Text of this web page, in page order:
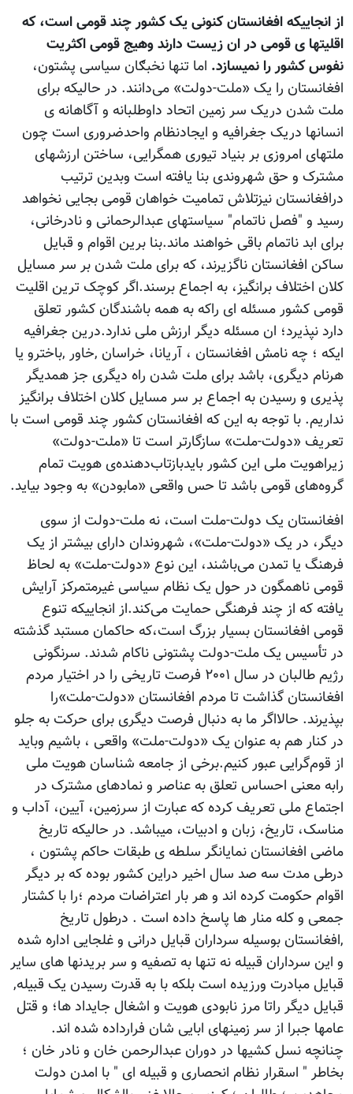
از انجاییکه افغانستان کنونی یک کشور چند قومی است، که
اقلیتها ی قومی در ان زیست دارند وهیج قومی اکثریت
نفوس کشور را نمیسازد. اما تنها نخبګان سیاسی پشتون،
افغانستان را یک «ملت-دولت» می‌دانند. در حالیکه برای
ملت شدن دریک سر زمین اتحاد داوطلبانه و آگاهانه ی
انسانها دریک جغرافیه و ایجادنظام واحدضروری است چون
ملتهای امروزی بر بنیاد تیوری همگرایی، ساختن ارزشهای
مشترک و حق شهروندی بنا یافته است وبدین ترتیب
درافغانستان نیزتلاش تمامیت خواهان قومی بجایی نخواهد
رسید و "فصل ناتمام" سیاستهای عبدالرحمانی و نادرخانی،
برای ابد ناتمام باقی خواهند ماند.بنا برین اقوام و قبایل
ساکن افغانستان ناگزیرند، که برای ملت شدن بر سر مسایل
کلان اختلاف برانگیز، به اجماع برسند.اگر کوچک ترین اقلیت
قومی کشور مسئله ای راکه به همه باشندگان کشور تعلق
دارد نپذیرد؛ ان مسئله دیگر ارزش ملی ندارد.درین جغرافیه
ایکه ؛ چه نامش افغانستان ، آریانا، خراسان ,خاور ,باخترو یا
هرنام دیگری، باشد برای ملت شدن راه دیگری جز همدیگر
پذیری و رسیدن به اجماع بر سر مسایل کلان اختلاف برانگیز
نداریم. با توجه به این که افغانستان کشور چند قومی‌ است با
تعریف «دولت-ملت» سازگارتر است تا «ملت-دولت»
زیراهویت ملی این کشور بایدبازتاب‌دهنده‌ی هویت تمام
گروه‌های قومی باشد تا حس واقعی «مابودن» به وجود بیاید.
افغانستان یک دولت-ملت است، نه ملت-دولت از سوی
دیگر، در یک «دولت-ملت»، شهروندان دارای بیشتر از یک
فرهنگ یا تمدن می‌باشند، این نوع «دولت-ملت» به لحاظ
قومی ناهمگون در حول یک نظام سیاسی غیرمتمرکز آرایش
یافته که از چند فرهنگی حمایت می‌کند.از انجاییکه تنوع
قومی افغانستان بسیار بزرگ است،که حاکمان مستبد گذشته
در تأسیس یک ملت-دولت پشتونی ناکام شدند. سرنگونی
رژیم طالبان در سال ۲۰۰۱ فرصت تاریخی را در اختیار مردم
افغانستان گذاشت تا مردم افغانستان «دولت-ملت»را
بپذیرند. حالااگر ما به دنبال فرصت دیگری برای حرکت به جلو
در کنار هم به عنوان یک «دولت-ملت» واقعی ، باشیم وباید
از قوم‌گرایی عبور کنیم.برخی از جامعه شناسان هویت ملی
رابه معنی احساس تعلق به عناصر و نمادهای مشترک در
اجتماع ملی تعریف کرده که عبارت از سرزمین، آیین، آداب و
مناسک، تاریخ، زبان و ادبیات، میباشد. در حالیکه تاریخ
ماضی افغانستان نمایانگر سلطه ی طبقات حاکم پشتون ،
درطی مدت سه صد سال اخیر دراین کشور بوده که بر دیگر
اقوام حکومت کرده اند و هر بار اعتراضات مردم ؛را با کشتار
جمعی و کله منار ها پاسخ داده است . درطول تاریخ
,افغانستان بوسیله سرداران قبایل درانی و غلجایی اداره شده
و این سرداران قبیله نه تنها به تصفیه و سر بریدنها های سایر
قبایل مبادرت ورزیده است بلکه با به قدرت رسیدن یک قبیله,
قبایل دیگر راتا مرز نابودی هویت و اشغال جایداد ها؛ و قتل
عامها جبرا از سر زمینهای ابایی شان فرارداده شده اند.
چنانچه نسل کشیها در دوران عبدالرحمن خان و نادر خان ؛
بخاطر " اسقرار نظام انحصاری و قبیله ای " با امدن دولت